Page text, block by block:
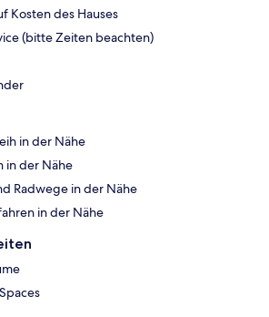
Kosten des Hauses
(bitte Zeiten beachten)
in der Nähe
in der Nähe
Radwege in der Nähe
in der Nähe